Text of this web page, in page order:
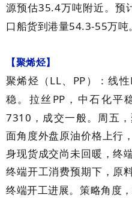
源预估35.4万吨附近。预
口船货到港量54.3-55万吨
【聚烯烃】
聚烯烃（ LL、 PP ）：线性
稳。拉丝 PP ，中石化平
7310 ，成交一般。周五
面角度外盘原油价格上行
身现货成交尚未回暖，终
终端开工消费预期下，原
终端开工进展。策略角度